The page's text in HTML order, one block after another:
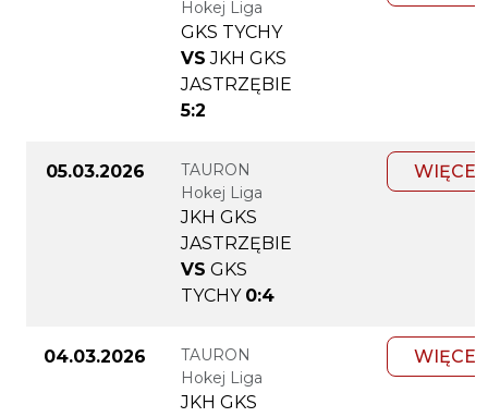
Hokej Liga
GKS TYCHY
VS JKH GKS
JASTRZĘBIE
5:2
05.03.2026
TAURON
Hokej Liga
JKH GKS
JASTRZĘBIE
VS GKS
TYCHY 0:4
WIĘCEJ
04.03.2026
TAURON
Hokej Liga
JKH GKS
WIĘCEJ